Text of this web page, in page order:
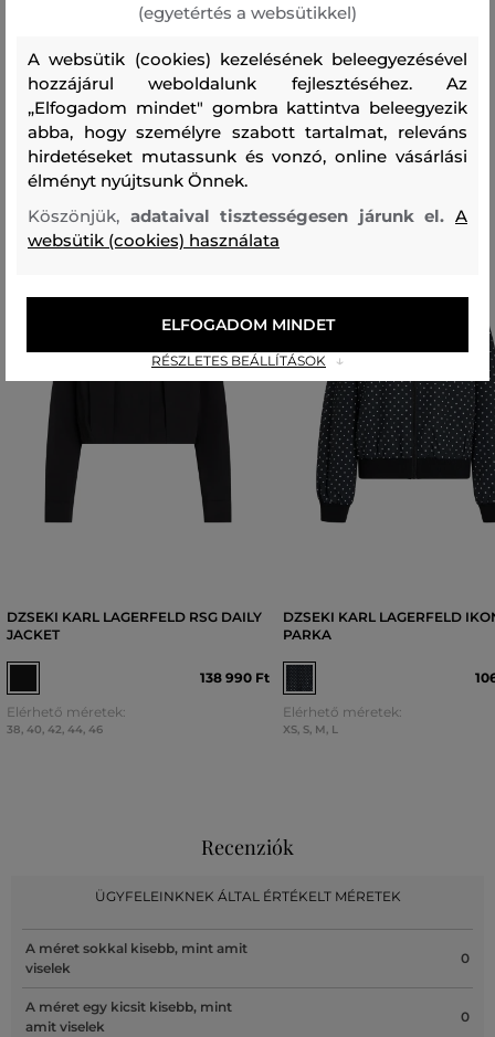
100 %
Ajánlott termékek
DZSEKI KARL LAGERFELD RSG DAILY
JACKET
138 990 Ft
Elérhető méretek:
38, 40, 42, 44, 46
DZSEKI KARL LAGERFELD
PARKA
Elérhető méretek:
XS, S, M, L
Recenziók
ÜGYFELEINKNEK ÁLTAL ÉRTÉKELT MÉRETEK
A méret sokkal kisebb, mint amit
viselek
0
A méret egy kicsit kisebb, mint
amit viselek
0
(egyetértés a websütikkel)
A websütik (cookies) kezelésének beleegyezésével
hozzájárul weboldalunk fejlesztéséhez. Az
„Elfogadom mindet" gombra kattintva beleegyezik
abba, hogy személyre szabott tartalmat, releváns
hirdetéseket mutassunk és vonzó, online vásárlási
élményt nyújtsunk Önnek.
Köszönjük, adataival tisztességesen járunk el.A
websütik (cookies) használata
RÉSZLETES BEÁLLÍTÁSOK
ELFOGADOM MINDET